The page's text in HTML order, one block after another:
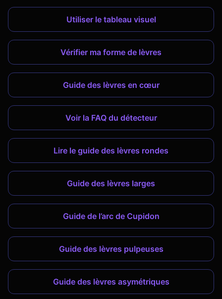
Utiliser le tableau visuel
Vérifier ma forme de lèvres
Guide des lèvres en cœur
Voir la FAQ du détecteur
Lire le guide des lèvres rondes
Guide des lèvres larges
Guide de l’arc de Cupidon
Guide des lèvres pulpeuses
Guide des lèvres asymétriques